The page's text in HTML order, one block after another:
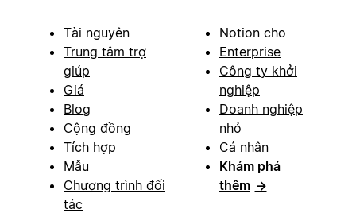
Tài nguyên
Trung tâm trợ
giúp
Giá
Blog
Cộng đồng
Tích hợp
Mẫu
Chương trình đối
tác
Notion cho
Enterprise
Công ty khởi
nghiệp
Doanh nghiệp
nhỏ
Cá nhân
Khám phá
thêm →